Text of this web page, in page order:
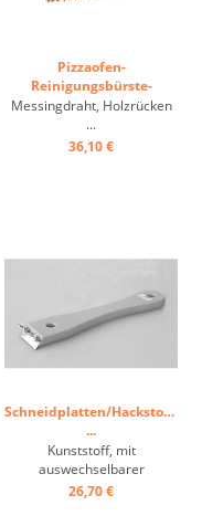
Pizzaofen-
Reinigungsbürste-
Ersatzkopf ...
Messingdraht, Holzrücken
...
36,10 €
Schneidplatten/
...
Kunststoff, mit
auswechselbarer
Metallklinge ...
26,70 €